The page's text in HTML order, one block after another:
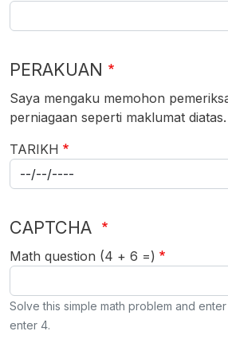
PERAKUAN
Saya mengaku memohon
perniagaan seperti maklumat diatas.
TARIKH
CAPTCHA
Math question (4 + 6 =)
Solve this simple math problem and enter
enter 4.